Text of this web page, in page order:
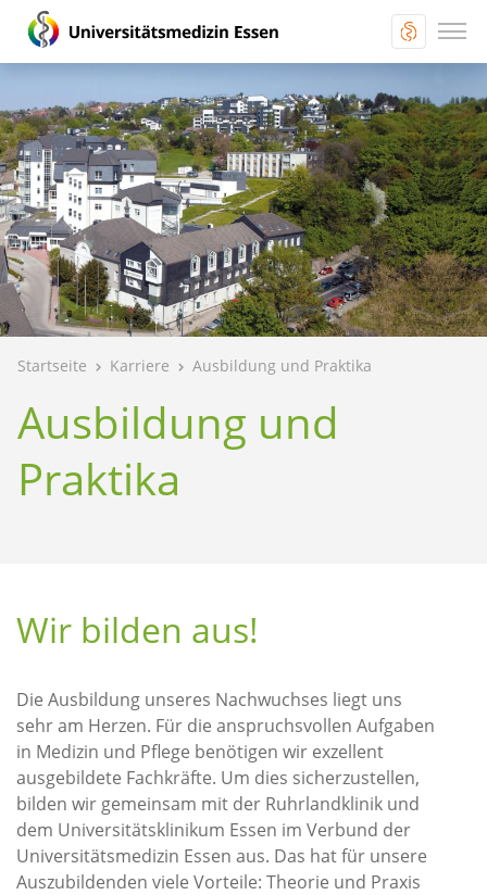
Startseite Karriere Ausbildung und Praktika
Ausbildung und
Praktika
Wir bilden aus!
Die Ausbildung unseres Nachwuchses liegt uns
sehr am Herzen. Für die anspruchsvollen Aufgaben
in Medizin und Pflege benötigen wir exzellent
ausgebildete Fachkräfte. Um dies sicherzustellen,
bilden wir gemeinsam mit der Ruhrlandklinik und
dem Universitätsklinikum Essen im Verbund der
Universitätsmedizin Essen aus. Das hat für unsere
Auszubildenden viele Vorteile: Theorie und Praxis